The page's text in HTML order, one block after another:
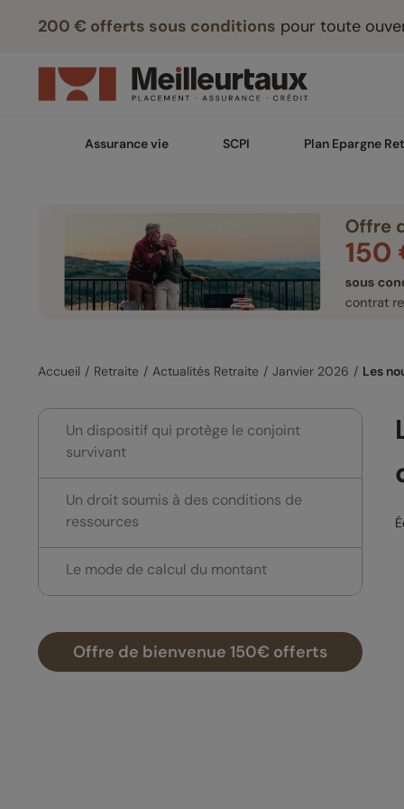
200 € offerts sous conditions pour toute
Assurance vie SCPI Plan Epargne
Accueil Retraite Actualités Retraite Janvier 2026 Les
Un dispositif qui protège le conjoint
survivant
Un droit soumis à des conditions de
ressources
Le mode de calcul du montant
Offre de bienvenue 150€ offerts